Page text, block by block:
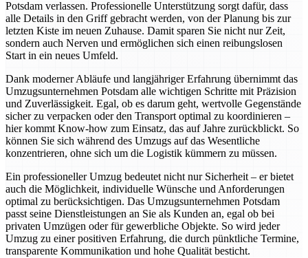
Potsdam verlassen. Professionelle Unterstützung sorgt dafür, dass
alle Details in den Griff gebracht werden, von der Planung bis zur
letzten Kiste im neuen Zuhause. Damit sparen Sie nicht nur Zeit,
sondern auch Nerven und ermöglichen sich einen reibungslosen
Start in ein neues Umfeld.
Dank moderner Abläufe und langjähriger Erfahrung übernimmt das
Umzugsunternehmen Potsdam alle wichtigen Schritte mit Präzision
und Zuverlässigkeit. Egal, ob es darum geht, wertvolle Gegenstände
sicher zu verpacken oder den Transport optimal zu koordinieren –
hier kommt Know-how zum Einsatz, das auf Jahre zurückblickt. So
können Sie sich während des Umzugs auf das Wesentliche
konzentrieren, ohne sich um die Logistik kümmern zu müssen.
Ein professioneller Umzug bedeutet nicht nur Sicherheit – er bietet
auch die Möglichkeit, individuelle Wünsche und Anforderungen
optimal zu berücksichtigen. Das Umzugsunternehmen Potsdam
passt seine Dienstleistungen an Sie als Kunden an, egal ob bei
privaten Umzügen oder für gewerbliche Objekte. So wird jeder
Umzug zu einer positiven Erfahrung, die durch pünktliche Termine,
transparente Kommunikation und hohe Qualität besticht.